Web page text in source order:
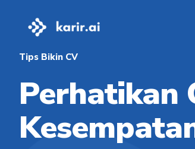
Tips Bikin CV
Perhatikan